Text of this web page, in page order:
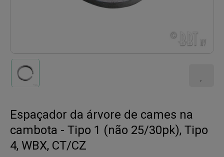
Espaçador da árvore de cames na
cambota - Tipo 1 (não 25/30pk), Tipo
4, WBX, CT/CZ